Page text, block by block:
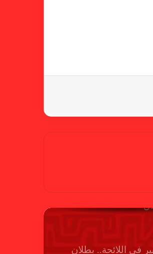
يخدع أنصاره
خطوة مريخية وغضب
.. ريجيكامب
في اللائحة.. بطلان